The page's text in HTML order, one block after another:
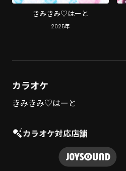
きみきみ♡はーと
2025年
カラオケ
きみきみ♡はーと
カラオケ対応店舗